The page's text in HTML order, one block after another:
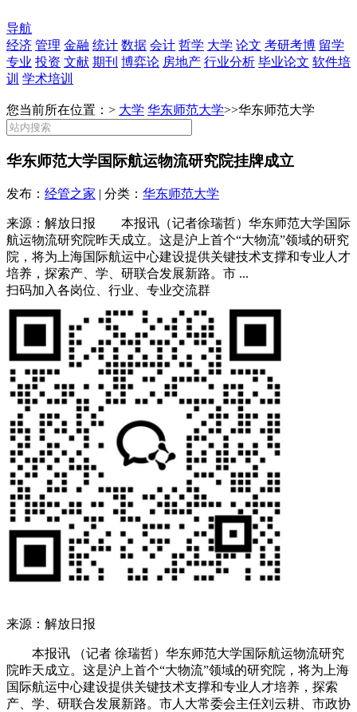
导航
经济 管理 金融 统计 数据 会计 哲学 大学 论文 考研考博 留学
专业 投资 文献 期刊 博弈论 房地产 行业分析 毕业论文 软件培
训 学术培训
您当前所在位置：> 大学 华东师范大学>>华东师范大学
华东师范大学国际航运物流研究院挂牌成立
发布： 经管之家 | 分类： 华东师范大学
来源：解放日报 本报讯（记者徐瑞哲）华东师范大学国际
航运物流研究院昨天成立。这是沪上首个“大物流”领域的研究
院，将为上海国际航运中心建设提供关键技术支撑和专业人才
培养，探索产、学、研联合发展新路。市 ...
扫码加入各岗位、行业、专业交流群
来源：解放日报
本报讯 （记者 徐瑞哲）华东师范大学国际航运物流研究
院昨天成立。这是沪上首个“大物流”领域的研究院，将为上海
国际航运中心建设提供关键技术支撑和专业人才培养，探索
产、学、研联合发展新路。市人大常委会主任刘云耕、市政协